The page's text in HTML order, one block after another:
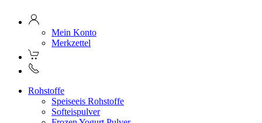
Mein Konto
Merkzettel
Rohstoffe
Speiseeis Rohstoffe
Softeispulver